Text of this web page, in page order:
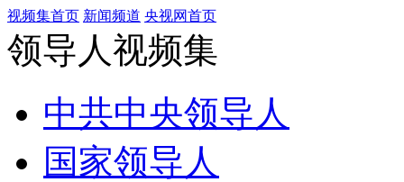
视频集首页 新闻频道 央视网首页
领导人视频集
中共中央领导人
国家领导人